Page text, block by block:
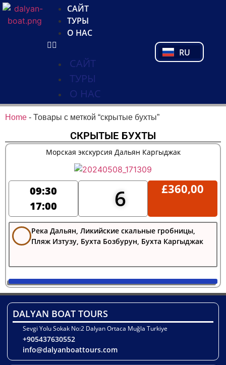
САЙТ
ТУРЫ
О НАС
САЙТ
ТУРЫ
О НАС
RU
PT
TR
Home - Товары с меткой “скрытые бухты”
СКРЫТЫЕ БУХТЫ
Морская экскурсия Дальян Каргыджак
09:30
17:00
6 £360,00
Река Дальян, Ликийские скальные гробницы,
Пляж Изтузу, Бухта Бозбурун, Бухта Каргыджак
DALYAN BOAT TOURS
Sevgi Yolu Sokak No:2 Dalyan Ortaca Muğla Turkiye
+905437630552
info@dalyanboattours.com